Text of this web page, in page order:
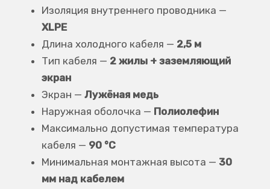
Изоляция внутреннего проводника —
XLPE
Длина холодного кабеля — 2,5 м
Тип кабеля — 2 жилы + заземляющий
экран
Экран — Лужёная медь
Наружная оболочка — Полиолефин
Максимально допустимая температура
кабеля — 90 °C
Минимальная монтажная высота — 30
мм над кабелем